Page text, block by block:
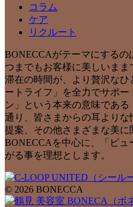
コラム
ケア
リクルート
BONECCAがテーマにする
つまでもお客様に美しいま
滞在の時間が、より贅沢な
ートライフ」を全力でサポ
ン」という本来の意味であ
通り、皆さまからの耳より
提案、その他さまざまな美に
BONECCAを中心に、「ビ
がる事を理想とします。
© 2026 BONECCA